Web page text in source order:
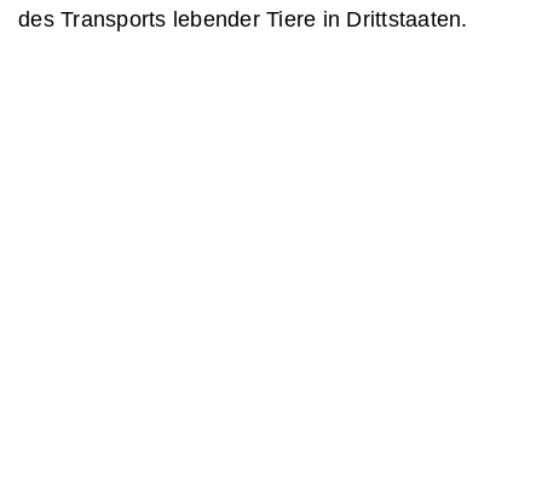
des Transports lebender Tiere in Drittstaaten.